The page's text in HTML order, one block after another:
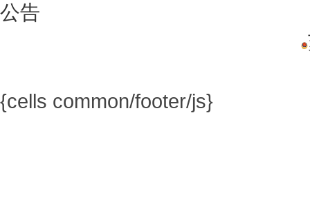
公告
{cells common/footer/js}